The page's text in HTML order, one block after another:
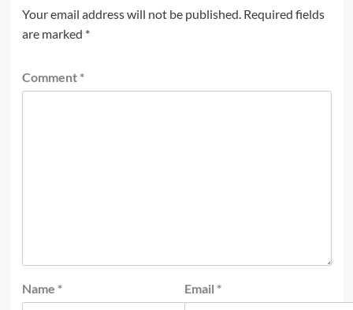
Your email address will not be published. Required fields
are marked *
Comment *
Name * Email *